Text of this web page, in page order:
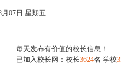
月07日 星期五
每天发布有价值的校长信息！
已加入校长网：校长3624名 学校